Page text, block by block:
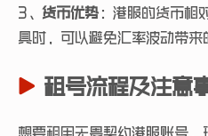
3、 货币优势 ：港服的货币相
具时，可以避免汇率波动带来
租号流程及注意